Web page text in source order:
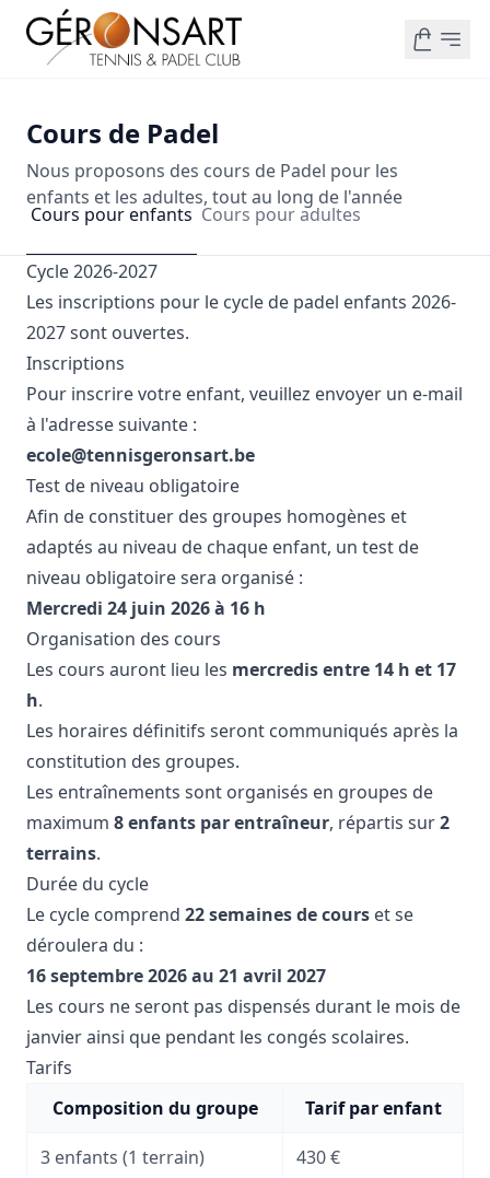
Cours de Padel
Nous proposons des cours de Padel pour les
enfants et les adultes, tout au long de l'année
Cours pour enfants Cours pour adultes
Cycle 2026-2027
Les inscriptions pour le cycle de padel enfants 2026-
2027 sont ouvertes.
Inscriptions
Pour inscrire votre enfant, veuillez envoyer un e-mail
à l'adresse suivante :
ecole@tennisgeronsart.be
Test de niveau obligatoire
Afin de constituer des groupes homogènes et
adaptés au niveau de chaque enfant, un test de
niveau obligatoire sera organisé :
Mercredi 24 juin 2026 à 16 h
Organisation des cours
Les cours auront lieu les mercredis entre 14 h et 17
h.
Les horaires définitifs seront communiqués après la
constitution des groupes.
Les entraînements sont organisés en groupes de
maximum 8 enfants par entraîneur, répartis sur2
terrains.
Durée du cycle
Le cycle comprend 22 semaines de cours et se
déroulera du :
16 septembre 2026 au 21 avril 2027
Les cours ne seront pas dispensés durant le mois de
janvier ainsi que pendant les congés scolaires.
Tarifs
Composition du groupe
Tarif par enfant
3 enfants (1 terrain) 430 €